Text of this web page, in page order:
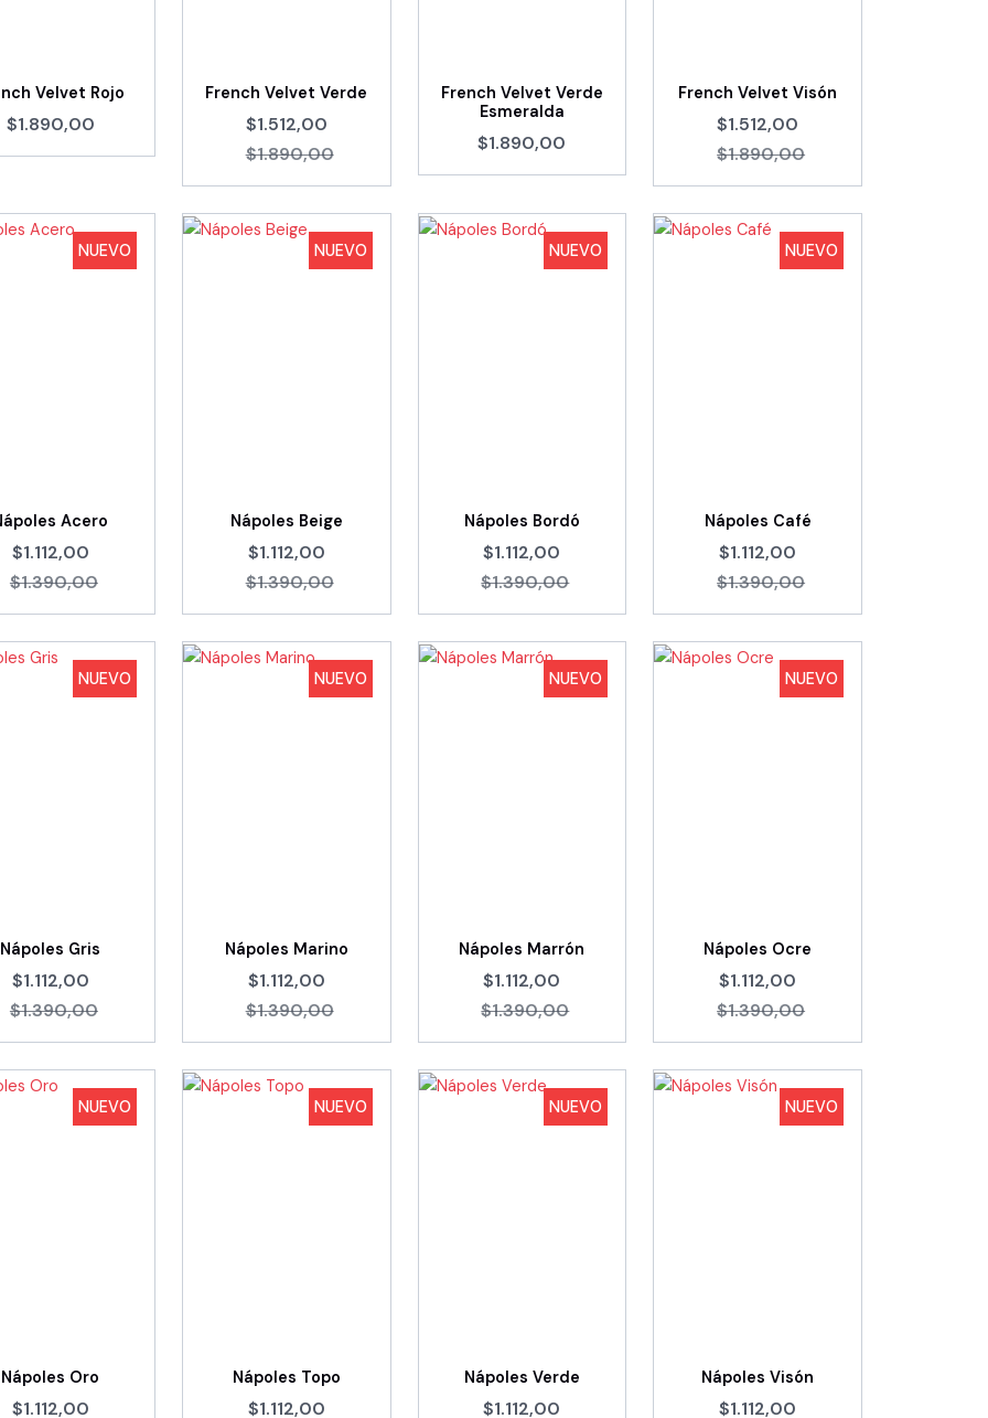
Velvet Rojo
$1.890,00
French Velvet Verde
$1.512,00
$1.890,00
French Velvet Verde
Esmeralda
$1.890,00
French Velvet Visón
$1.512,00
$1.890,00
NUEVO
Acero
$1.112,00
$1.390,00
NUEVO
Nápoles Beige
$1.112,00
$1.390,00
NUEVO
Nápoles Bordó
$1.112,00
$1.390,00
NUEVO
Nápoles Café
$1.112,00
$1.390,00
NUEVO
Nápoles Gris
$1.112,00
$1.390,00
NUEVO
Nápoles Marino
$1.112,00
$1.390,00
NUEVO
Nápoles Marrón
$1.112,00
$1.390,00
NUEVO
Nápoles Ocre
$1.112,00
$1.390,00
NUEVO
Nápoles Oro
$1.112,00
NUEVO
Nápoles Topo
$1.112,00
NUEVO
Nápoles Verde
$1.112,00
NUEVO
Nápoles Visón
$1.112,00